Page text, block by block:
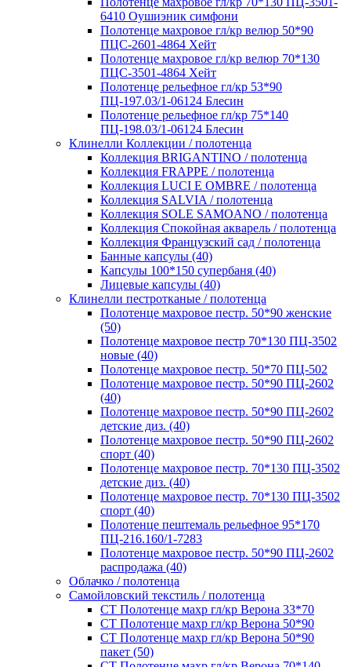
6410 Оушиэник симфони
Полотенце махровое гл/кр велюр 50*90
ПЦС-2601-4864 Хейт
Полотенце махровое гл/кр велюр 70*130
ПЦС-3501-4864 Хейт
Полотенце рельефное гл/кр 53*90
ПЦ-197.03/1-06124 Блесин
Полотенце рельефное гл/кр 75*140
ПЦ-198.03/1-06124 Блесин
Клинелли Коллекции / полотенца
Коллекция BRIGANTINO / полотенца
Коллекция FRAPPE / полотенца
Коллекция LUCI E OMBRE / полотенца
Коллекция SALVIA / полотенца
Коллекция SOLE SAMOANO / полотенца
Коллекция Спокойная акварель / полотенца
Коллекция Французский сад / полотенца
Банные капсулы (40)
Капсулы 100*150 супербаня (40)
Лицевые капсулы (40)
Клинелли пестротканые / полотенца
Полотенце махровое пестр. 50*90 женские
(50)
Полотенце махровое пестр 70*130 ПЦ-3502
новые (40)
Полотенце махровое пестр. 50*70 ПЦ-502
Полотенце махровое пестр. 50*90 ПЦ-2602
(40)
Полотенце махровое пестр. 50*90 ПЦ-2602
детские диз. (40)
Полотенце махровое пестр. 50*90 ПЦ-2602
спорт (40)
Полотенце махровое пестр. 70*130 ПЦ-3502
детские диз. (40)
Полотенце махровое пестр. 70*130 ПЦ-3502
спорт (40)
Полотенце пештемаль рельефное 95*170
ПЦ-216.160/1-7283
Полотенце махровое пестр. 50*90 ПЦ-2602
распродажа (40)
Облачко / полотенца
Самойловский текстиль / полотенца
СТ Полотенце махр гл/кр Верона 33*70
СТ Полотенце махр гл/кр Верона 50*90
СТ Полотенце махр гл/кр Верона 50*90
пакет (50)